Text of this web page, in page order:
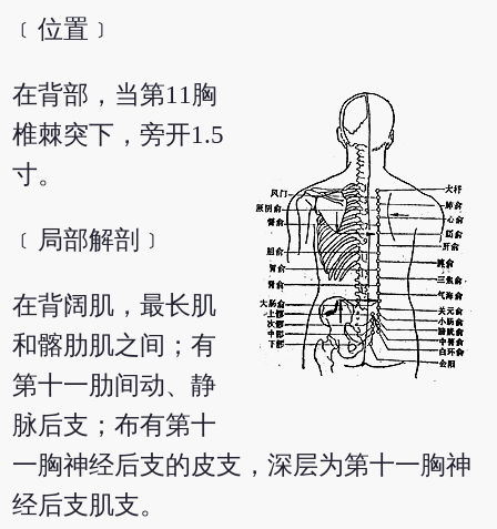
﹝位置﹞
在背部，当第11胸
椎棘突下，旁开1.5
寸。
﹝局部解剖﹞
在背阔肌，最长肌
和髂肋肌之间；有
第十一肋间动、静
脉后支；布有第十
一胸神经后支的皮支，深层为第十一胸神
经后支肌支。